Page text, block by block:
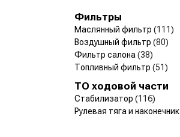
Фильтры
Маслянный фильтр (111)
Воздушный фильтр (80)
Фильтр салона (38)
Топливный фильтр (51)
ТО ходовой части
Стабилизатор (116)
Рулевая тяга и наконечник